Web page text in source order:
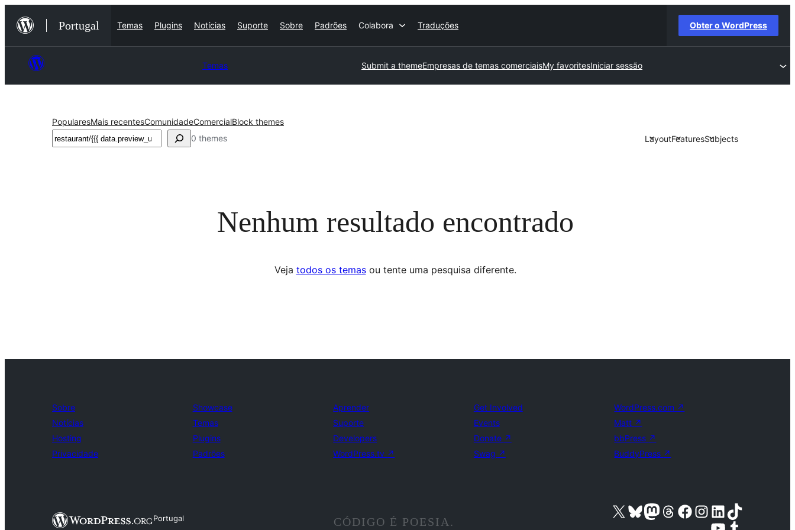
para
o
conteúdo
Portugal Temas Plugins Notícias Suporte Sobre Padrões Colabora Traduções Obter o WordPress
Temas Submit a themeEmpresas de temas comerciaisMy favoritesIniciar sessão
PopularesMais recentesComunidadeComercialBlock themes
Pesquisar 0 themes LayoutFeaturesSubjects
Nenhum resultado encontrado
Veja todos os temasou tente uma pesquisa diferente.
Sobre
Notícias
Hosting
Privacidade
Showcase
Temas
Plugins
Padrões
Aprender
Suporte
Developers
WordPress.tv ↗
Get Involved
Events
Donate ↗
Swag ↗
WordPress.com ↗
Matt ↗
bbPress ↗
BuddyPress ↗
Portugal Visite a nossa conta X (antigo Twitter)
Visit our Bluesky account
Visit our Mastodon account
Visit our Threads account
Visite a nossa página do Facebook
Visite a nossa conta no Instagram
Visite a nossa conta no LinkedIn
Visit our TikTok account
CÓDIGO É POESIA.